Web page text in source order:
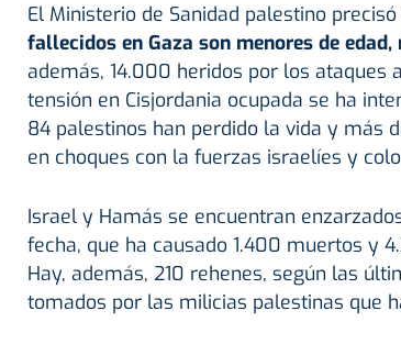
El Ministerio de Sanidad palestino precisó
fallecidos en Gaza son menores de
además, 14.000 heridos por los ataques
tensión en Cisjordania ocupada se ha
84 palestinos han perdido la vida y más
en choques con la fuerzas israelíes y
Israel y Hamás se encuentran
fecha, que ha causado 1.400 muertos y
Hay, además, 210 rehenes, según las
tomados por las milicias palestinas que